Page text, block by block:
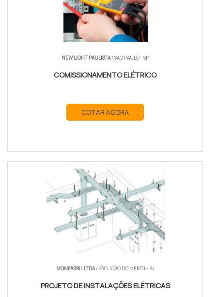
NEW LIGHT PAULISTA/ SÃO PAULO - SP
COMISSIONAMENTO ELÉTRICO
COTAR AGORA
MONFABRIL LTDA/ SÃO JOÃO DO MERITI - RJ
PROJETO DE INSTALAÇÕES ELÉTRICAS